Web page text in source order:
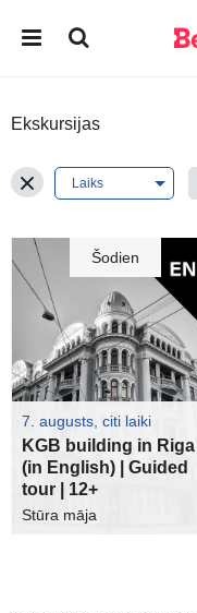
Ekskursijas
Šodien
7. augusts, citi laiki
KGB building in Riga
(in English) | Guided
tour | 12+
Stūra māja